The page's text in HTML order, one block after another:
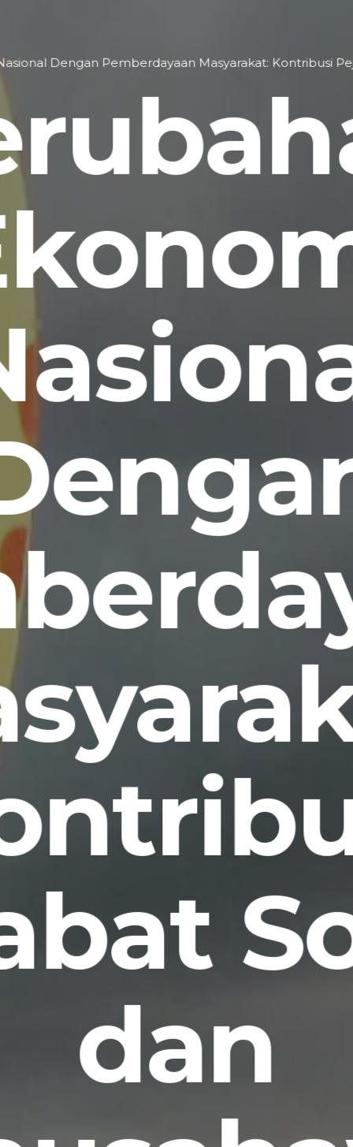
Dengan Pemberdayaan Masyarakat: Kontribusi
dan